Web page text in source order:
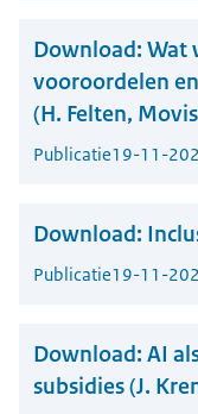
Download: Wat
vooroordelen
(H. Felten,
Publicatie19-11-
Download:
Publicatie19-11-
Download: AI
subsidies (J.